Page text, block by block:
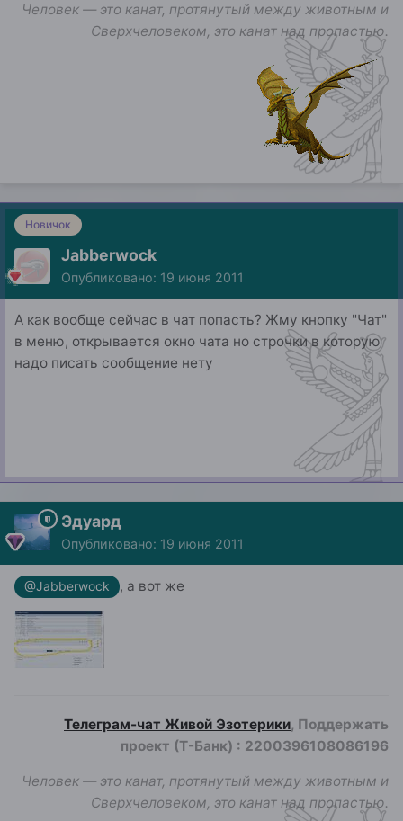
Человек — это канат, протянутый между животным и
Сверхчеловеком, это канат над пропастью.
Новичок
Jabberwock
Опубликовано: 19 июня 2011
А как вообще сейчас в чат попасть? Жму кнопку "Чат"
в меню, открывается окно чата но строчки в которую
надо писать сообщение нету
Эдуард
Опубликовано: 19 июня 2011
@Jabberwock , а вот же
Телеграм-чат Живой Эзотерики, Поддержать
проект (Т-Банк) : 2200396108086196
Человек — это канат, протянутый между животным и
Сверхчеловеком, это канат над пропастью.